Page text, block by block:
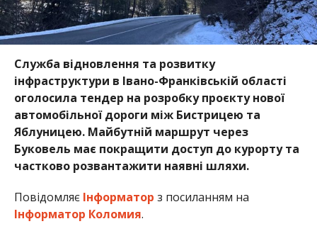
Служба відновлення та розвитку
інфраструктури в Івано-Франківській області
оголосила тендер на розробку проєкту нової
автомобільної дороги між Бистрицею та
Яблуницею. Майбутній маршрут через
Буковель має покращити доступ до курорту та
частково розвантажити наявні шляхи.
Повідомляє Інформатор з посиланням на
Інформатор Коломия.